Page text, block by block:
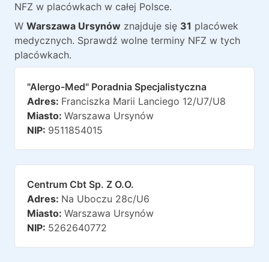
NFZ w placówkach w całej Polsce.
W Warszawa Ursynów znajduje się 31 placówek
medycznych. Sprawdź wolne terminy NFZ w tych
placówkach.
"alergo-Med" Poradnia Specjalistyczna
Adres: Franciszka Marii Lanciego 12/u7/u8
Miasto: Warszawa Ursynów
NIP: 9511854015
Centrum Cbt Sp. Z O.o.
Adres: Na Uboczu 28c/u6
Miasto: Warszawa Ursynów
NIP: 5262640772